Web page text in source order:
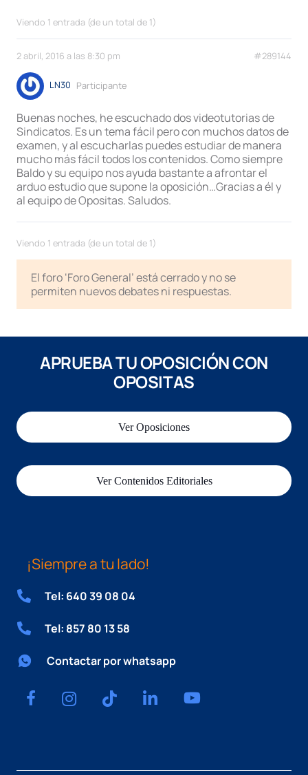
Viendo 1 entrada (de un total de 1)
2 abril, 2016 a las 8:30 pm #289144
LN30 Participante
Buenas noches, he escuchado dos videotutorias de
Sindicatos. Es un tema fácil pero con muchos datos de
examen, y al escucharlas puedes estudiar de manera
mucho más fácil todos los contenidos. Como siempre
Baldo y su equipo nos ayuda bastante a afrontar el
arduo estudio que supone la oposición…Gracias a él y
al equipo de Opositas. Saludos.
Viendo 1 entrada (de un total de 1)
El foro ‘Foro General’ está cerrado y no se
permiten nuevos debates ni respuestas.
APRUEBA TU OPOSICIÓN CON
OPOSITAS
Ver Oposiciones
Ver Contenidos Editoriales
¡Siempre a tu lado!
Tel: 640 39 08 04
Tel: 857 80 13 58
Contactar por whatsapp